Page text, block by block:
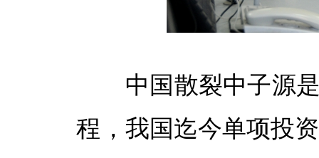
中国散裂中子源是
程，我国迄今单项投